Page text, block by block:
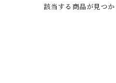
該当する商品が見つか